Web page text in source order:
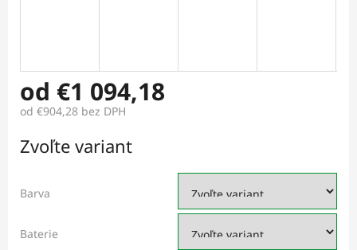
od €1 094,18
od €904,28 bez DPH
cena:
Zvoľte variant
Barva
Baterie